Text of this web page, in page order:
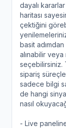
dayalı
haritası
çektiğini
basit
alınabilir
seçebilirsiniz.
sipariş
sadece bilgi
de hangi
nasıl
- Live